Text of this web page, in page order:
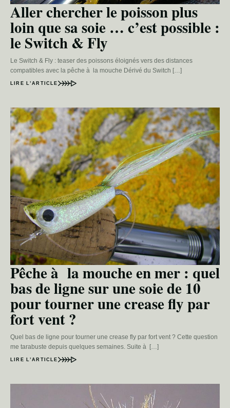
Aller chercher le poisson plus
loin que sa soie … c’est possible :
le Switch & Fly
Le Switch & Fly : teaser des poissons éloignés vers des distances
compatibles avec la pêche à la mouche Dérivé du Switch […]
LIRE L’ARTICLE
Pêche à la mouche en mer : quel
bas de ligne sur une soie de 10
pour tourner une crease fly par
fort vent ?
Quel bas de ligne pour tourner une crease fly par fort vent ? Cette question
me tarabuste depuis quelques semaines. Suite à […]
LIRE L’ARTICLE